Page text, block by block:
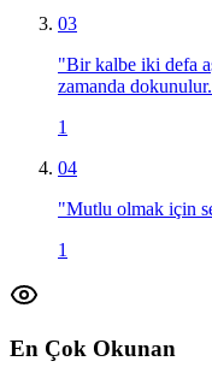
03
"Bir kalbe iki defa
zamanda dokunulur.
1
04
"Mutlu olmak için
1
En Çok Okunan